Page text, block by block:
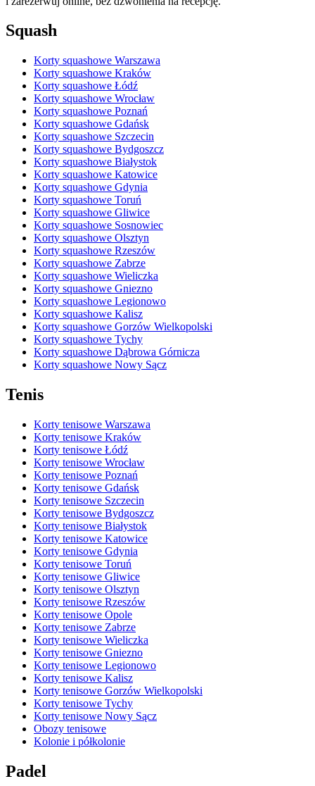
Squash
Korty squashowe Warszawa
Korty squashowe Kraków
Korty squashowe Łódź
Korty squashowe Wrocław
Korty squashowe Poznań
Korty squashowe Gdańsk
Korty squashowe Szczecin
Korty squashowe Bydgoszcz
Korty squashowe Białystok
Korty squashowe Katowice
Korty squashowe Gdynia
Korty squashowe Toruń
Korty squashowe Gliwice
Korty squashowe Sosnowiec
Korty squashowe Olsztyn
Korty squashowe Rzeszów
Korty squashowe Zabrze
Korty squashowe Wieliczka
Korty squashowe Gniezno
Korty squashowe Legionowo
Korty squashowe Kalisz
Korty squashowe Gorzów Wielkopolski
Korty squashowe Tychy
Korty squashowe Dąbrowa Górnicza
Korty squashowe Nowy Sącz
Tenis
Korty tenisowe Warszawa
Korty tenisowe Kraków
Korty tenisowe Łódź
Korty tenisowe Wrocław
Korty tenisowe Poznań
Korty tenisowe Gdańsk
Korty tenisowe Szczecin
Korty tenisowe Bydgoszcz
Korty tenisowe Białystok
Korty tenisowe Katowice
Korty tenisowe Gdynia
Korty tenisowe Toruń
Korty tenisowe Gliwice
Korty tenisowe Olsztyn
Korty tenisowe Rzeszów
Korty tenisowe Opole
Korty tenisowe Zabrze
Korty tenisowe Wieliczka
Korty tenisowe Gniezno
Korty tenisowe Legionowo
Korty tenisowe Kalisz
Korty tenisowe Gorzów Wielkopolski
Korty tenisowe Tychy
Korty tenisowe Nowy Sącz
Obozy tenisowe
Kolonie i półkolonie
Padel